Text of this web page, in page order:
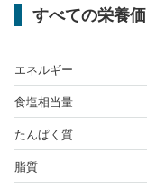
すべての栄養価
エネルギー
食塩相当量
たんぱく質
脂質